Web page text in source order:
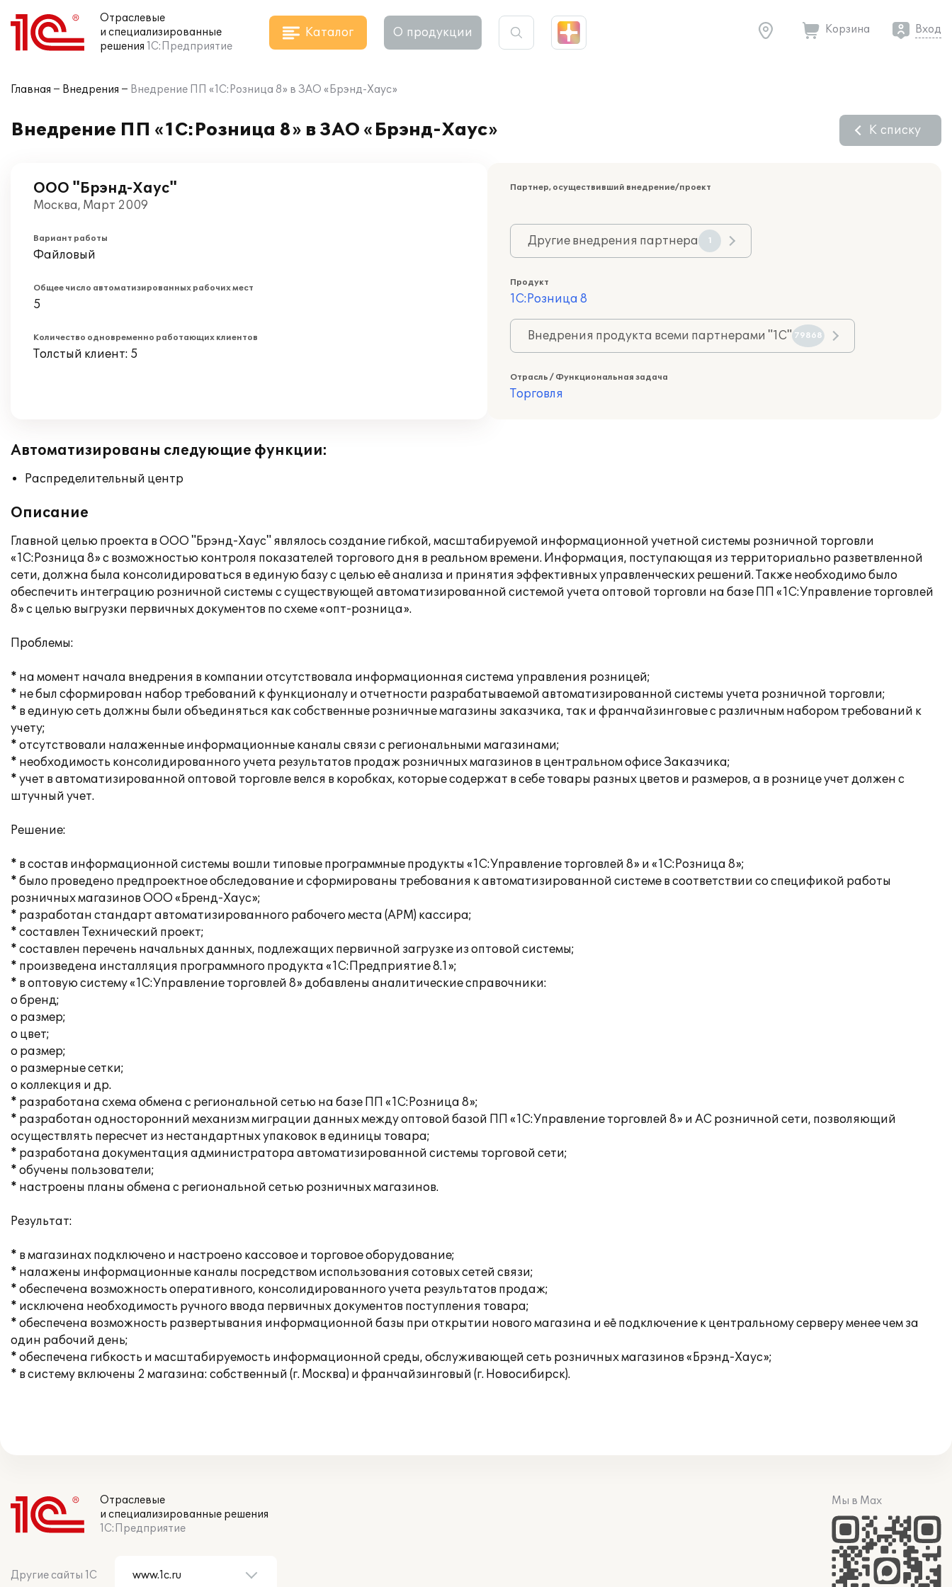
Отраслевые
и специализированные
решения 1С:Предприятие
Каталог О продукции Корзина Вход
Главная Внедрения Внедрение ПП «1С:Розница 8» в ЗАО «Брэнд-Хаус»
Внедрение ПП «1С:Розница 8» в ЗАО «Брэнд-Хаус» К списку
ООО "Брэнд-Хаус"
Москва, Март 2009
Вариант работы
Файловый
Общее число автоматизированных рабочих мест
5
Количество одновременно работающих клиентов
Толстый клиент: 5
Партнер, осуществивший внедрение/проект
Другие внедрения партнера 1
Продукт
1С:Розница 8
Внедрения продукта всеми партнерами "1С" 79868
Отрасль / Функциональная задача
Торговля
Автоматизированы следующие функции:
Распределительный центр
Описание
Главной целью проекта в ООО "Брэнд-Хаус" являлось создание гибкой, масштабируемой информационной учетной системы розничной торговли
«1С:Розница 8» с возможностью контроля показателей торгового дня в реальном времени. Информация, поступающая из территориально разветвленной
сети, должна была консолидироваться в единую базу с целью её анализа и принятия эффективных управленческих решений. Также необходимо было
обеспечить интеграцию розничной системы с существующей автоматизированной системой учета оптовой торговли на базе ПП «1С:Управление торговлей
8» с целью выгрузки первичных документов по схеме «опт-розница».
Проблемы:
* на момент начала внедрения в компании отсутствовала информационная система управления розницей;
* не был сформирован набор требований к функционалу и отчетности разрабатываемой автоматизированной системы учета розничной торговли;
* в единую сеть должны были объединяться как собственные розничные магазины заказчика, так и франчайзинговые с различным набором требований к
учету;
* отсутствовали налаженные информационные каналы связи с региональными магазинами;
* необходимость консолидированного учета результатов продаж розничных магазинов в центральном офисе Заказчика;
* учет в автоматизированной оптовой торговле велся в коробках, которые содержат в себе товары разных цветов и размеров, а в рознице учет должен с
штучный учет.
Решение:
* в состав информационной системы вошли типовые программные продукты «1С:Управление торговлей 8» и «1С:Розница 8»;
* было проведено предпроектное обследование и сформированы требования к автоматизированной системе в соответствии со спецификой работы
розничных магазинов ООО «Бренд-Хаус»;
* разработан стандарт автоматизированного рабочего места (АРМ) кассира;
* составлен Технический проект;
* составлен перечень начальных данных, подлежащих первичной загрузке из оптовой системы;
* произведена инсталляция программного продукта «1С:Предприятие 8.1»;
* в оптовую систему «1С:Управление торговлей 8» добавлены аналитические справочники:
o бренд;
o размер;
o цвет;
o размер;
o размерные сетки;
o коллекция и др.
* разработана схема обмена с региональной сетью на базе ПП «1С:Розница 8»;
* разработан односторонний механизм миграции данных между оптовой базой ПП «1С:Управление торговлей 8» и АС розничной сети, позволяющий
осуществлять пересчет из нестандартных упаковок в единицы товара;
* разработана документация администратора автоматизированной системы торговой сети;
* обучены пользователи;
* настроены планы обмена с региональной сетью розничных магазинов.
Результат:
* в магазинах подключено и настроено кассовое и торговое оборудование;
* налажены информационные каналы посредством использования сотовых сетей связи;
* обеспечена возможность оперативного, консолидированного учета результатов продаж;
* исключена необходимость ручного ввода первичных документов поступления товара;
* обеспечена возможность развертывания информационной базы при открытии нового магазина и её подключение к центральному серверу менее чем за
один рабочий день;
* обеспечена гибкость и масштабируемость информационной среды, обслуживающей сеть розничных магазинов «Брэнд-Хаус»;
* в систему включены 2 магазина: собственный (г. Москва) и франчайзинговый (г. Новосибирск).
Отраслевые
и специализированные решения
1С:Предприятие
Другие сайты 1С
Мы в Max